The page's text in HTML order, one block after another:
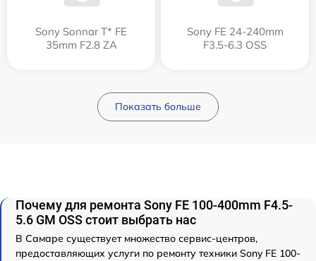
Sony Sonnar T* FE
35mm F2.8 ZA
Sony FE 24-240mm
F3.5-6.3 OSS
Показать больше
Почему для ремонта Sony FE 100-400mm F4.5-
5.6 GM OSS стоит выбрать нас
В Самаре существует множество сервис-центров,
предоставляющих услуги по ремонту техники Sony FE 100-